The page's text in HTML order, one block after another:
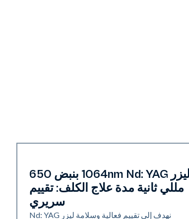
التصبغ | تجديد الجلد
ليزر 1064nm Nd: YAG بنبض 650
مللي ثانية مدة علاج الكلف: تقييم
سريري
نهدف إلى تقييم فعالية وسلامة ليزر Nd: YAG